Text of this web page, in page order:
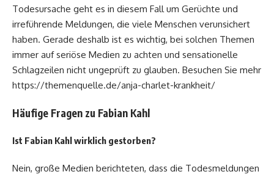
Todesursache geht es in diesem Fall um Gerüchte und
irreführende Meldungen, die viele Menschen verunsichert
haben. Gerade deshalb ist es wichtig, bei solchen Themen
immer auf seriöse Medien zu achten und sensationelle
Schlagzeilen nicht ungeprüft zu glauben. Besuchen Sie mehr
https://themenquelle.de/anja-charlet-krankheit/
Häufige Fragen zu Fabian Kahl
Ist Fabian Kahl wirklich gestorben?
Nein, große Medien berichteten, dass die Todesmeldungen